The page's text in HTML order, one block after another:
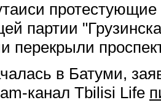
протестующие
партии
перекрыли
в Батуми,
канал Tbilisi Life